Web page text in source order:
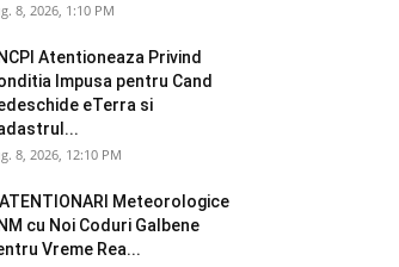
8, 2026, 1:10 PM
Atentioneaza Privind
Impusa pentru Cand
eTerra si
8, 2026, 12:10 PM
Meteorologice
cu Noi Coduri Galbene
Vreme Rea...